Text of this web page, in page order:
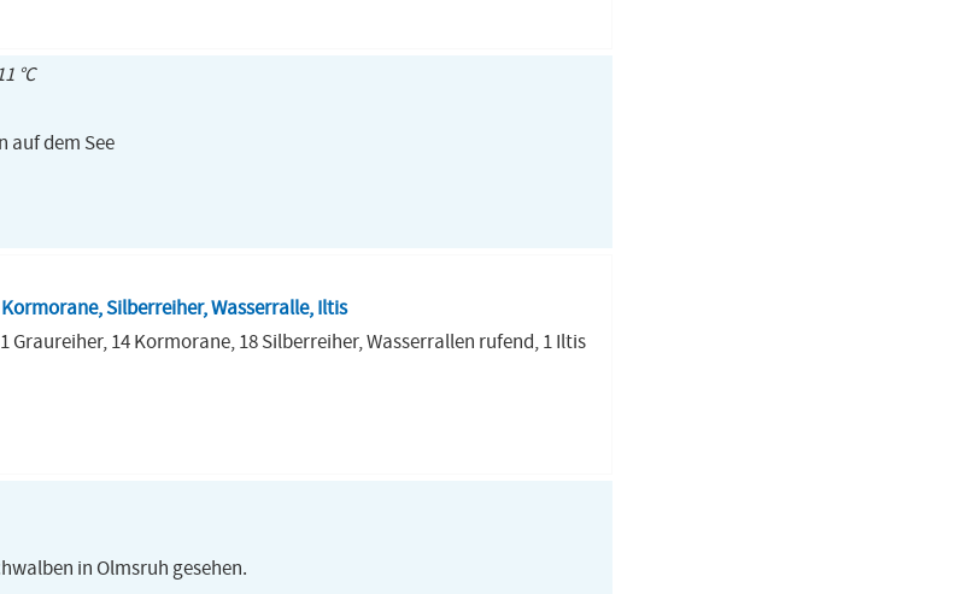
°C
auf dem See
Silberreiher, Wasserralle, Iltis
Graureiher, 14 Kormorane, 18 Silberreiher, Wasserrallen rufend, 1 Iltis
in Olmsruh gesehen.